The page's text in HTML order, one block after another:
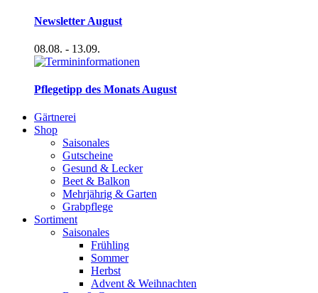
Newsletter August
08.08. - 13.09.
Pflegetipp des Monats August
Gärtnerei
Shop
Saisonales
Gutscheine
Gesund & Lecker
Beet & Balkon
Mehrjährig & Garten
Grabpflege
Sortiment
Saisonales
Frühling
Sommer
Herbst
Advent & Weihnachten